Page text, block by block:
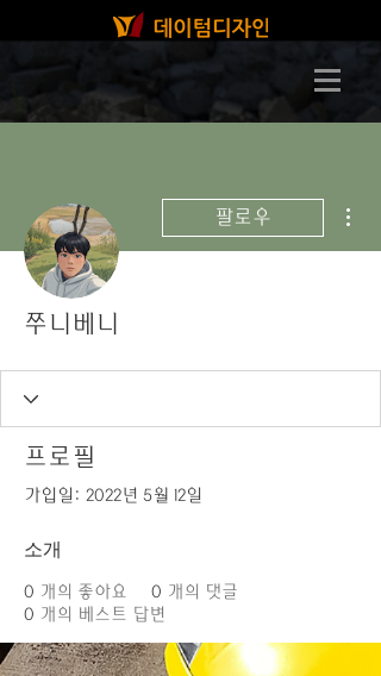
팔로우
쭈니베니
프로필
가입일: 2022년 5월 12일
소개
0 개의 좋아요 0 개의 댓글
0 개의 베스트 답변